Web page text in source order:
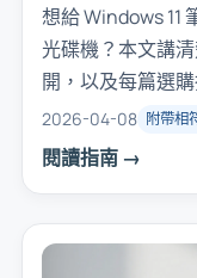
想給 Windows 11
光碟機？本文講
開，以及每篇選
2026-04-08 附帶相
閱讀指南 →